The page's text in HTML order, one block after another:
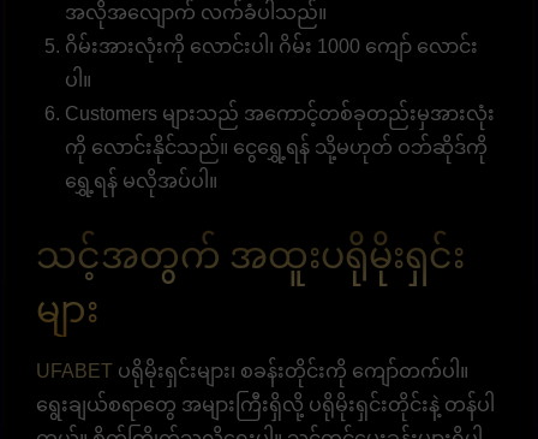
အလိုအလျောက် လက်ခံပါသည်။
ဂိမ်းအားလုံးကို လောင်းပါ၊ ဂိမ်း 1000 ကျော် လောင်း
ပါ။
Customers များသည် အကောင့်တစ်ခုတည်းမှအားလုံး
ကို လောင်းနိုင်သည်။ ငွေရွှေ့ရန် သို့မဟုတ် ဝဘ်ဆိုဒ်ကို
ရွှေ့ရန် မလိုအပ်ပါ။
သင့်အတွက် အထူးပရိုမိုးရှင်း
များ
UFABET ပရိုမိုးရှင်းများ၊ စခန်းတိုင်းကို ကျော်တက်ပါ။
ရွေးချယ်စရာတွေ အများကြီးရှိလို့ ပရိုမိုးရှင်းတိုင်းနဲ့ တန်ပါ